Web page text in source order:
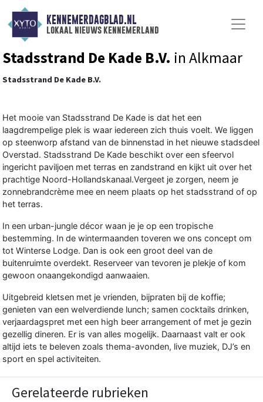
KENNEMERDAGBLAD.NL
lokaal nieuws kennemerland
Stadsstrand De Kade B.V. in Alkmaar
Stadsstrand De Kade B.V.
Het mooie van Stadsstrand De Kade is dat het een
laagdrempelige plek is waar iedereen zich thuis voelt. We liggen
op steenworp afstand van de binnenstad in het nieuwe stadsdeel
Overstad. Stadsstrand De Kade beschikt over een sfeervol
ingericht paviljoen met terras en zandstrand en kijkt uit over het
prachtige Noord-Hollandskanaal.Vergeet je zorgen, neem je
zonnebrandcrème mee en neem plaats op het stadsstrand of op
het terras.
In een urban-jungle décor waan je je op een tropische
bestemming. In de wintermaanden toveren we ons concept om
tot Winterse Lodge. Dan is ook een groot deel van de
buitenruimte overdekt. Reserveer van tevoren je plekje of kom
gewoon onaangekondigd aanwaaien.
Uitgebreid kletsen met je vrienden, bijpraten bij de koffie;
genieten van een welverdiende lunch; samen cocktails drinken,
verjaardagspret met een high beer arrangement of met je gezin
gezellig dineren. Er is van alles mogelijk. Daarnaast valt er ook
altijd iets te beleven zoals thema-avonden, live muziek, DJ’s en
sport en spel activiteiten.
Gerelateerde rubrieken